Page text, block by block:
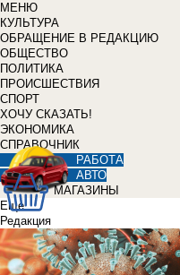
МЕНЮ
КУЛЬТУРА
ОБРАЩЕНИЕ В РЕДАКЦИЮ
ОБЩЕСТВО
ПОЛИТИКА
ПРОИСШЕСТВИЯ
СПОРТ
ХОЧУ СКАЗАТЬ!
ЭКОНОМИКА
СПРАВОЧНИК
РАБОТА
АВТО
МАГАЗИНЫ
Еще
Редакция